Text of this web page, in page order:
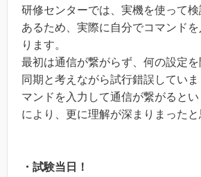
研修センターでは、実機を使って
あるため、実際に自分でコマンド
ります。
最初は通信が繋がらず、何の設定
同期と考えながら試行錯誤してい
マンドを入力して通信が繋がると
により、更に理解が深まりまったと
・試験当日！